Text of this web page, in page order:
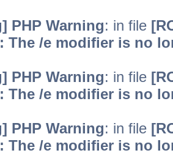
PHP Warning: in file
The /e modifier is no
PHP Warning: in file
The /e modifier is no
PHP Warning: in file
The /e modifier is no